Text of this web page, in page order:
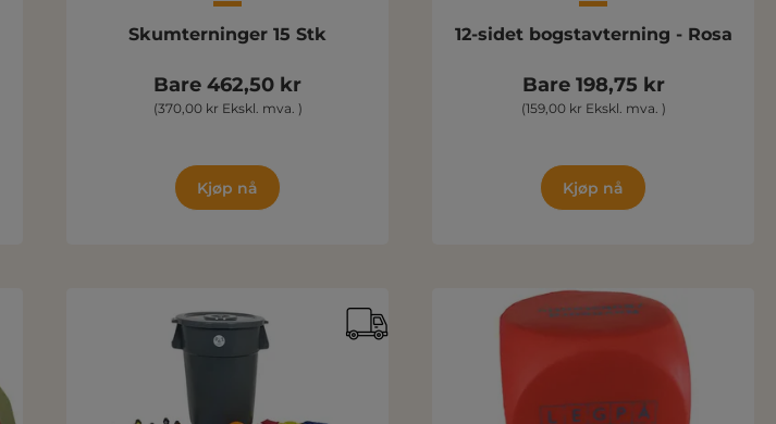
Skumterninger 15 Stk
Bare 462,50 kr
(370,00 kr Ekskl. mva. )
Kjøp nå
12-sidet bogstavterning - Rosa
Bare 198,75 kr
(159,00 kr Ekskl. mva. )
Kjøp nå